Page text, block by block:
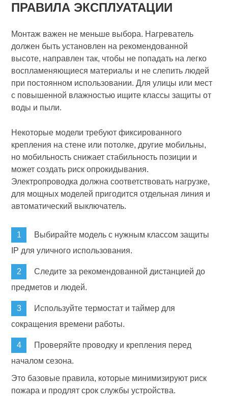
ПРАВИЛА ЭКСПЛУАТАЦИИ
Монтаж важен не меньше выбора. Нагреватель
должен быть установлен на рекомендованной
высоте, направлен так, чтобы не попадать на легко
воспламеняющиеся материалы и не слепить людей
при постоянном использовании. Для улицы или мест
с повышенной влажностью ищите классы защиты от
воды и пыли.
Некоторые модели требуют фиксированного
крепления на стене или потолке, другие мобильны,
но мобильность снижает стабильность позиции и
может создать риск опрокидывания.
Электропроводка должна соответствовать нагрузке,
для мощных моделей пригодится отдельная линия и
автоматический выключатель.
Выбирайте модель с нужным классом защиты
IP для уличного использования.
Следите за рекомендованной дистанцией до
предметов и людей.
Используйте термостат и таймер для
сокращения времени работы.
Проверяйте проводку и крепления перед
началом сезона.
Это базовые правила, которые минимизируют риск
пожара и продлят срок службы устройства.